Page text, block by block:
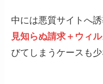
中には悪質サイトへ
見知らぬ請求＋ウィ
びてしまうケースも少